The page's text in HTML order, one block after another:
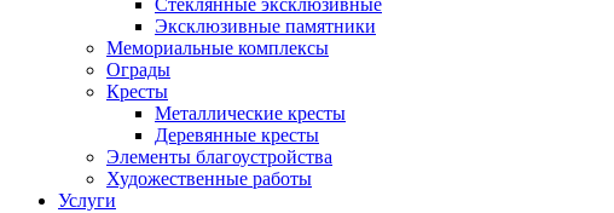
Стеклянные эксклюзивные
Эксклюзивные памятники
Мемориальные комплексы
Ограды
Кресты
Металлические кресты
Деревянные кресты
Элементы благоустройства
Художественные работы
Услуги